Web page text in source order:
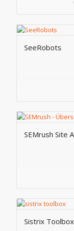
SeeRobots
SEMrush Site
Sistrix Toolbox